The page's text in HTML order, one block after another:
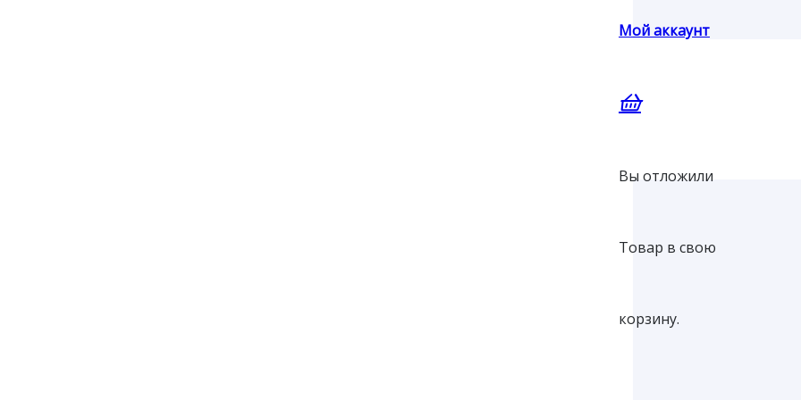
Мой аккаунт
Вы отложили
Товар в свою
корзину.